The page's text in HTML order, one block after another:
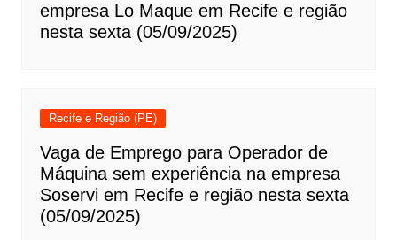
empresa Lo Maque em Recife e região
nesta sexta (05/09/2025)
Recife e Região (PE)
Vaga de Emprego para Operador de
Máquina sem experiência na empresa
Soservi em Recife e região nesta sexta
(05/09/2025)